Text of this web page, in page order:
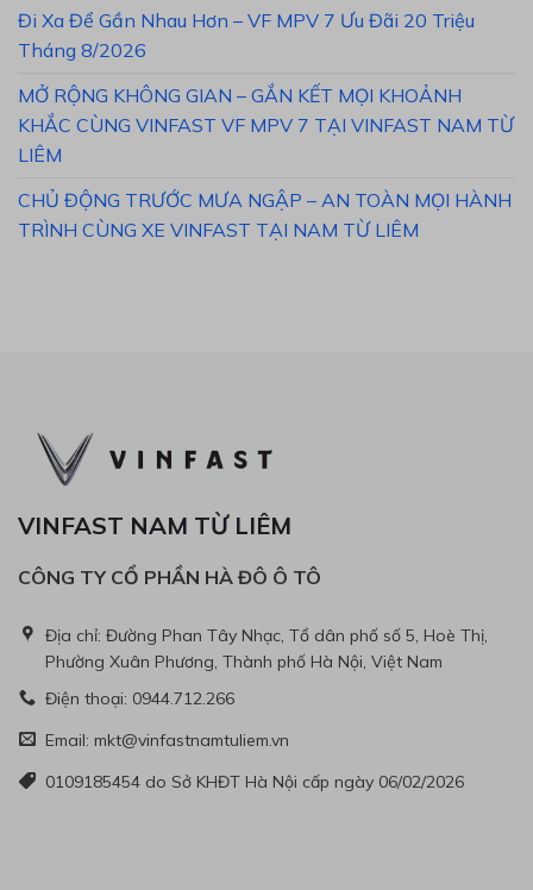
Đi Xa Để Gần Nhau Hơn – VF MPV 7 Ưu Đãi 20 Triệu
Tháng 8/2026
MỞ RỘNG KHÔNG GIAN – GẮN KẾT MỌI KHOẢNH
KHẮC CÙNG VINFAST VF MPV 7 TẠI VINFAST NAM TỪ
LIÊM
CHỦ ĐỘNG TRƯỚC MƯA NGẬP – AN TOÀN MỌI HÀNH
TRÌNH CÙNG XE VINFAST TẠI NAM TỪ LIÊM
VINFAST NAM TỪ LIÊM
CÔNG TY CỔ PHẦN HÀ ĐÔ Ô TÔ
Địa chỉ: Đường Phan Tây Nhạc, Tổ dân phố số 5, Hoè Thị,
Phường Xuân Phương, Thành phố Hà Nội, Việt Nam
Điện thoại: 0944.712.266
Email: mkt@vinfastnamtuliem.vn
0109185454 do Sở KHĐT Hà Nội cấp ngày 06/02/2026